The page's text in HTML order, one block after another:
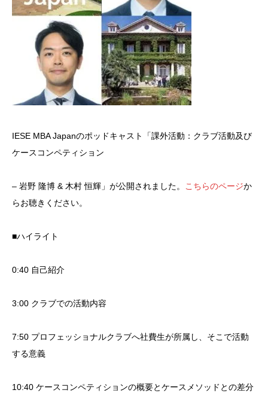
IESE MBA Japanのポッドキャスト「課外活動：クラブ活動及び
ケースコンペティション
– 岩野 隆博 & 木村 恒輝」が公開されました。 こちらのページか
らお聴きください。
■ハイライト
0:40 自己紹介
3:00 クラブでの活動内容
7:50 プロフェッショナルクラブへ社費生が所属し、そこで活動
する意義
10:40 ケースコンペティションの概要とケースメソッドとの差分